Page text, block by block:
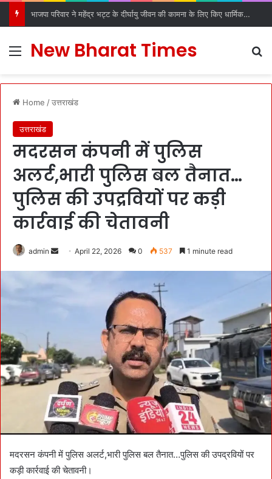
डीएल रोड रविदास मंदिर में स्थापित हुआ पावन कलश, देहरादून में श्रद्धा और उत्साह के साथ हुआ स्वागत
Menu
New Bharat Times
Home /उत्तराखंड
उत्तराखंड
मदरसन कंपनी में पुलिस
अलर्ट,भारी पुलिस बल तैनात…
पुलिस की उपद्रवियों पर कड़ी
कार्रवाई की चेतावनी
admin
m
a
i
l
April 22, 2026 0 537 1 minute read
मदरसन कंपनी में पुलिस अलर्ट,भारी पुलिस बल तैनात…पुलिस की उपद्रवियों पर
कड़ी कार्रवाई की चेतावनी।